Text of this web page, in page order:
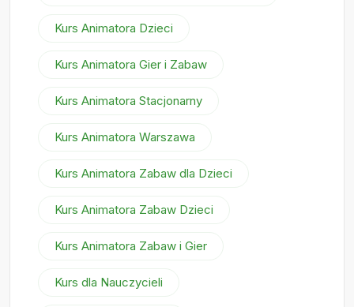
Kurs Animatora Dzieci
Kurs Animatora Gier i Zabaw
Kurs Animatora Stacjonarny
Kurs Animatora Warszawa
Kurs Animatora Zabaw dla Dzieci
Kurs Animatora Zabaw Dzieci
Kurs Animatora Zabaw i Gier
Kurs dla Nauczycieli